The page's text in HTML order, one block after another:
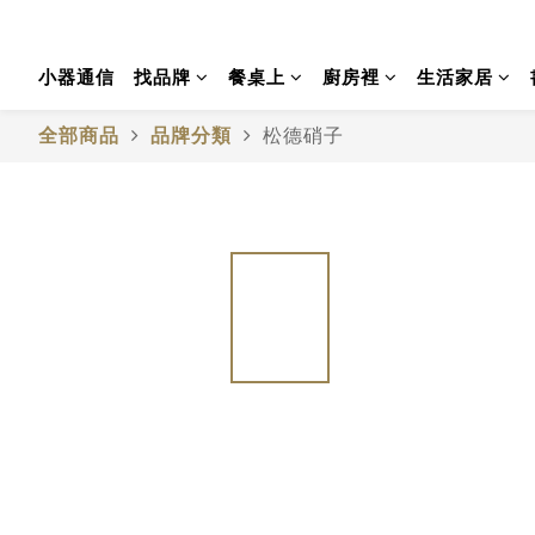
小器通信 找品牌 餐桌上 廚房裡 生活家居
全部商品 品牌分類 松德硝子